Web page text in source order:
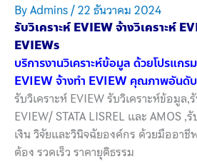
ByAdmins/22 ธันวาคม 2024
รับวิเคราะห์ EVIEW จ้างวิเคราะห์
EVIEWs
บริการงานวิเคราะห์ข้อมูล ด้วยโปรแกร
EVIEW จ้างทำ EVIEW คุณภาพอันดั
รับวิเคราะห์ EVIEW รับวิเคราะห์ข้อมูล,
EVIEW/ STATA LISREL และ AMOS ,
เงิน วิจัยและวินิจฉัยองค์กร ด้วยมืออาชี
ต้อง รวดเร็ว ราคายุติธรรม